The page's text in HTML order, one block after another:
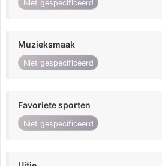
Niet gespecificeerd
Muzieksmaak
Niet gespecificeerd
Favoriete sporten
Niet gespecificeerd